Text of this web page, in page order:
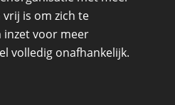
is om zich te
inzet voor meer
volledig onafhankelijk.